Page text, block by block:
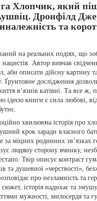
Хлопчик, який
Дронфілд
та
на реальних подіях, що
Автор вивчав
аби описати дійсну картину
Ґрунтовне дослідження
в’язнів катівні. Та все ж,
ідеєю книги є сила любові,
хвилююча історія про
крок заради власного
за міцних родинних зв’язках
людяну сторону вчинку,
Твір описує контраст
та душевної «черствості»,
про незламність та
історія надихає та
мужності, милосердя та